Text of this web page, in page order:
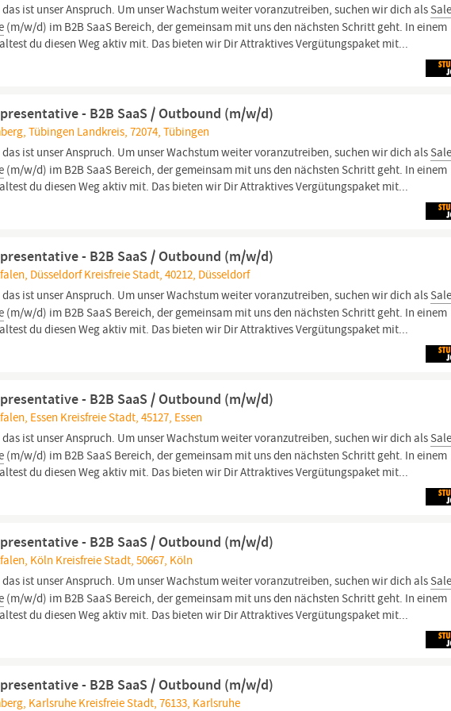
ist unser Anspruch. Um unser Wachstum weiter voranzutreiben, suchen wir dich als
(m/w/d) im B2B SaaS Bereich, der gemeinsam mit uns den nächsten Schritt geht. In einem
du diesen Weg aktiv mit. Das bieten wir Dir Attraktives Vergütungspaket mit...
- B2B SaaS / Outbound (m/w/d)
Tübingen Landkreis, 72074, Tübingen
ist unser Anspruch. Um unser Wachstum weiter voranzutreiben, suchen wir dich als
(m/w/d) im B2B SaaS Bereich, der gemeinsam mit uns den nächsten Schritt geht. In einem
du diesen Weg aktiv mit. Das bieten wir Dir Attraktives Vergütungspaket mit...
- B2B SaaS / Outbound (m/w/d)
Düsseldorf Kreisfreie Stadt, 40212, Düsseldorf
ist unser Anspruch. Um unser Wachstum weiter voranzutreiben, suchen wir dich als
(m/w/d) im B2B SaaS Bereich, der gemeinsam mit uns den nächsten Schritt geht. In einem
du diesen Weg aktiv mit. Das bieten wir Dir Attraktives Vergütungspaket mit...
- B2B SaaS / Outbound (m/w/d)
Essen Kreisfreie Stadt, 45127, Essen
ist unser Anspruch. Um unser Wachstum weiter voranzutreiben, suchen wir dich als
(m/w/d) im B2B SaaS Bereich, der gemeinsam mit uns den nächsten Schritt geht. In einem
du diesen Weg aktiv mit. Das bieten wir Dir Attraktives Vergütungspaket mit...
- B2B SaaS / Outbound (m/w/d)
Köln Kreisfreie Stadt, 50667, Köln
ist unser Anspruch. Um unser Wachstum weiter voranzutreiben, suchen wir dich als
(m/w/d) im B2B SaaS Bereich, der gemeinsam mit uns den nächsten Schritt geht. In einem
du diesen Weg aktiv mit. Das bieten wir Dir Attraktives Vergütungspaket mit...
- B2B SaaS / Outbound (m/w/d)
Karlsruhe Kreisfreie Stadt, 76133, Karlsruhe